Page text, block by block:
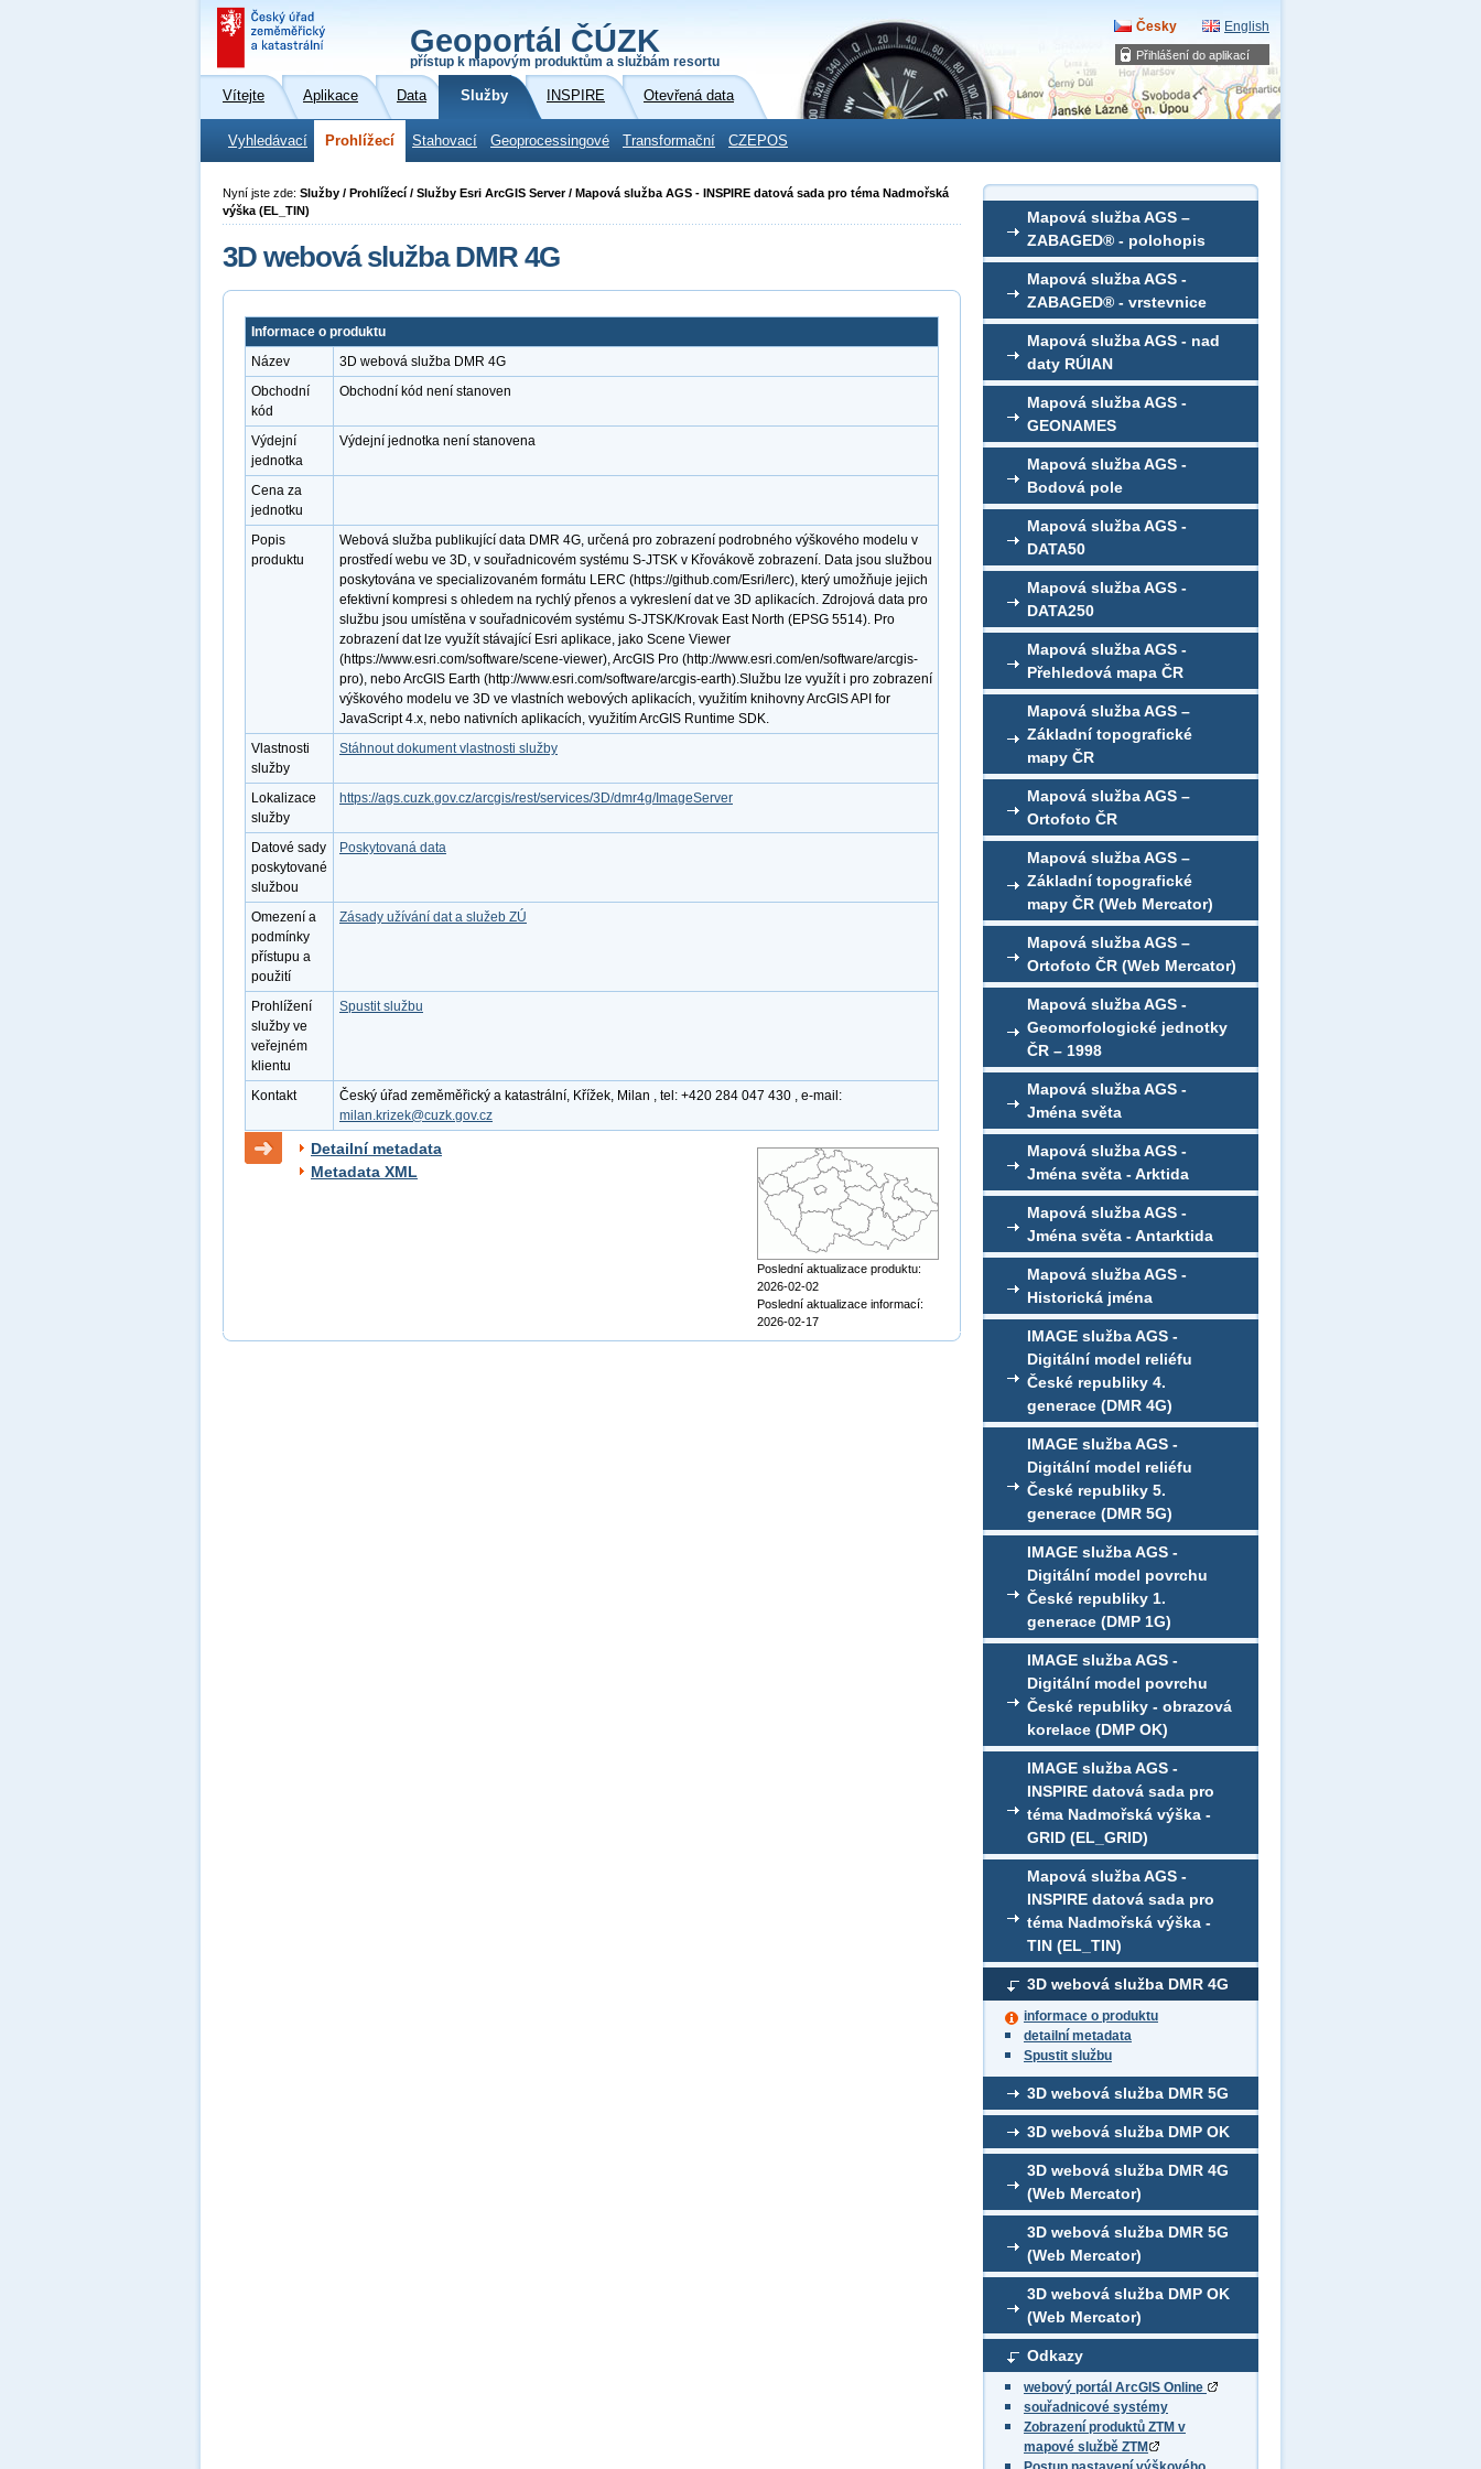
Přihlášení do aplikací
Geoportál ČÚZK
přístup k mapovým produktům a službám resortu
Česky English
Vítejte Aplikace Data Služby INSPIRE Otevřená data
Vyhledávací Prohlížecí Stahovací Geoprocessingové Transformační CZEPOS
Mapová služba AGS –
ZABAGED® - polohopis
Mapová služba AGS -
ZABAGED® - vrstevnice
Mapová služba AGS - nad
daty RÚIAN
Mapová služba AGS -
GEONAMES
Mapová služba AGS -
Bodová pole
Mapová služba AGS -
DATA50
Mapová služba AGS -
DATA250
Mapová služba AGS -
Přehledová mapa ČR
Mapová služba AGS –
Základní topografické
mapy ČR
Mapová služba AGS –
Ortofoto ČR
Mapová služba AGS –
Základní topografické
mapy ČR (Web Mercator)
Mapová služba AGS –
Ortofoto ČR (Web Mercator)
Mapová služba AGS -
Geomorfologické jednotky
ČR – 1998
Mapová služba AGS -
Jména světa
Mapová služba AGS -
Jména světa - Arktida
Mapová služba AGS -
Jména světa - Antarktida
Mapová služba AGS -
Historická jména
IMAGE služba AGS -
Digitální model reliéfu
České republiky 4.
generace (DMR 4G)
IMAGE služba AGS -
Digitální model reliéfu
České republiky 5.
generace (DMR 5G)
IMAGE služba AGS -
Digitální model povrchu
České republiky 1.
generace (DMP 1G)
IMAGE služba AGS -
Digitální model povrchu
České republiky - obrazová
korelace (DMP OK)
IMAGE služba AGS -
INSPIRE datová sada pro
téma Nadmořská výška -
GRID (EL_GRID)
Mapová služba AGS -
INSPIRE datová sada pro
téma Nadmořská výška -
TIN (EL_TIN)
3D webová služba DMR 4G
informace o produktu
detailní metadata
Spustit službu
3D webová služba DMR 5G
3D webová služba DMP OK
3D webová služba DMR 4G
(Web Mercator)
3D webová služba DMR 5G
(Web Mercator)
3D webová služba DMP OK
(Web Mercator)
Odkazy
webový portál ArcGIS Online
souřadnicové systémy
Zobrazení produktů ZTM v
mapové službě ZTM
Nyní jste zde: Služby / Prohlížecí / Služby Esri ArcGIS Server / Mapová služba AGS - INSPIRE datová sada pro téma Nadmořská
výška (EL_TIN)
3D webová služba DMR 4G
Informace o produktu
Název
3D webová služba DMR 4G
Obchodní
kód
Obchodní kód není stanoven
Výdejní
jednotka
Výdejní jednotka není stanovena
Cena za
jednotku
Popis
produktu
Webová služba publikující data DMR 4G, určená pro zobrazení podrobného výškového modelu v
prostředí webu ve 3D, v souřadnicovém systému S-JTSK v Křovákově zobrazení. Data jsou službou
poskytována ve specializovaném formátu LERC (https://github.com/Esri/lerc), který umožňuje jejich
efektivní kompresi s ohledem na rychlý přenos a vykreslení dat ve 3D aplikacích. Zdrojová data pro
službu jsou umístěna v souřadnicovém systému S-JTSK/Krovak East North (EPSG 5514). Pro
zobrazení dat lze využít stávající Esri aplikace, jako Scene Viewer
(https://www.esri.com/software/scene-viewer), ArcGIS Pro (http://www.esri.com/en/software/arcgis-
pro), nebo ArcGIS Earth (http://www.esri.com/software/arcgis-earth).Službu lze využít i pro zobrazení
výškového modelu ve 3D ve vlastních webových aplikacích, využitím knihovny ArcGIS API for
JavaScript 4.x, nebo nativních aplikacích, využitím ArcGIS Runtime SDK.
Vlastnosti
služby
Stáhnout dokument vlastnosti služby
Lokalizace
služby
https://ags.cuzk.gov.cz/arcgis/rest/services/3D/dmr4g/ImageServer
Datové sady
poskytované
službou
Poskytovaná data
Omezení a
podmínky
přístupu a
použití
Zásady užívání dat a služeb ZÚ
Prohlížení
služby ve
veřejném
klientu
Spustit službu
Kontakt
Český úřad zeměměřický a katastrální, Křížek, Milan , tel: +420 284 047 430 , e-mail:
milan.krizek@cuzk.gov.cz
Detailní metadata
Metadata XML
Poslední aktualizace produktu:
2026-02-02
Poslední aktualizace informací:
2026-02-17